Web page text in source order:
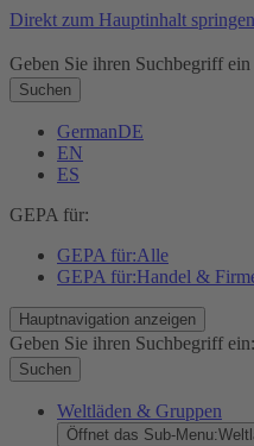
Direkt zum Hauptinhalt springen
Geben Sie ihren Suchbegriff ein
Suchen
GermanDE
EN
ES
GEPA für:
GEPA für:Alle
GEPA für:Handel &
Hauptnavigation anzeigen
Geben Sie ihren Suchbegriff ein:
Suchen
Weltläden & Gruppen
Öffnet das Sub-Menu: